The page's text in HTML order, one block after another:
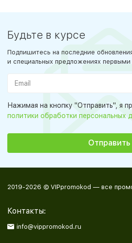
Будьте в курсе
Подпишитесь на последние
и специальных предложениях первыми
Нажимая на кнопку "Отправить", я
политики обработки персональных
2019-2026 © VIPpromokod — все
Контакты:
info@vippromokod.ru